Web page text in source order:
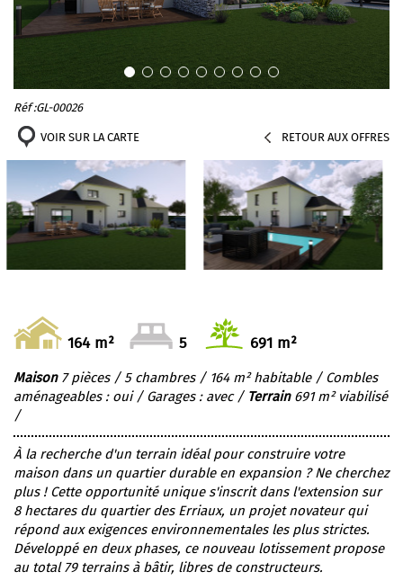
Réf :GL-00026
RETOUR AUX OFFRES
VOIR SUR LA CARTE
164 m² 5 691 m²
Maison7 pièces / 5 chambres / 164 m² habitable / Combles
aménageables : oui / Garages : avec / Terrain691 m² viabilisé
/
À la recherche d'un terrain idéal pour construire votre
maison dans un quartier durable en expansion ? Ne cherchez
plus ! Cette opportunité unique s'inscrit dans l'extension sur
8 hectares du quartier des Erriaux, un projet novateur qui
répond aux exigences environnementales les plus strictes.
Développé en deux phases, ce nouveau lotissement propose
au total 79 terrains à bâtir, libres de constructeurs.